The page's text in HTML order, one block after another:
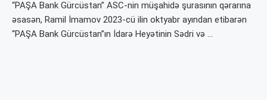
“PAŞA Bank Gürcüstan” ASC-nin müşahidə şurasının qərarına
əsasən, Ramil İmamov 2023-cü ilin oktyabr ayından etibarən
“PAŞA Bank Gürcüstan”ın İdarə Heyətinin Sədri və …